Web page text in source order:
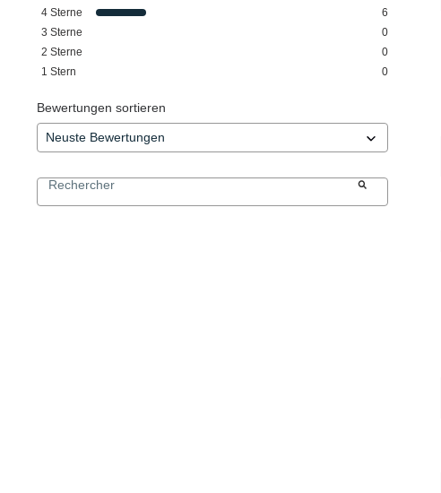
4 Sterne
6
3 Sterne
0
2 Sterne
0
1 Stern 0
Bewertungen sortieren